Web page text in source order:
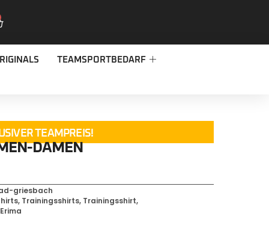
TEAMSPORTBEDARF
TEAMPREIS!
DAMEN
griesbach
, Trainingsshirts, Trainingsshirt,
Erima